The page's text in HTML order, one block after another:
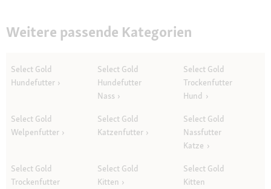
Weitere passende Kategorien
Select Gold
Hundefutter
Select Gold
Hundefutter
Nass
Select Gold
Trockenfutter
Hund
Select Gold
Welpenfutter
Select Gold
Katzenfutter
Select Gold
Nassfutter
Katze
Select Gold
Trockenfutter
Select Gold
Kitten
Select Gold
Kitten